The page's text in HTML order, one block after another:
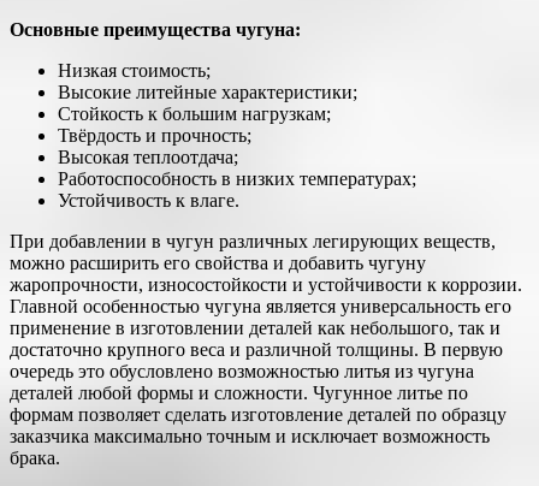
Основные преимущества чугуна:
Низкая стоимость;
Высокие литейные характеристики;
Стойкость к большим нагрузкам;
Твёрдость и прочность;
Высокая теплоотдача;
Работоспособность в низких температурах;
Устойчивость к влаге.
При добавлении в чугун различных легирующих веществ,
можно расширить его свойства и добавить чугуну
жаропрочности, износостойкости и устойчивости к коррозии.
Главной особенностью чугуна является универсальность его
применение в изготовлении деталей как небольшого, так и
достаточно крупного веса и различной толщины. В первую
очередь это обусловлено возможностью литья из чугуна
деталей любой формы и сложности. Чугунное литье по
формам позволяет сделать изготовление деталей по образцу
заказчика максимально точным и исключает возможность
брака.